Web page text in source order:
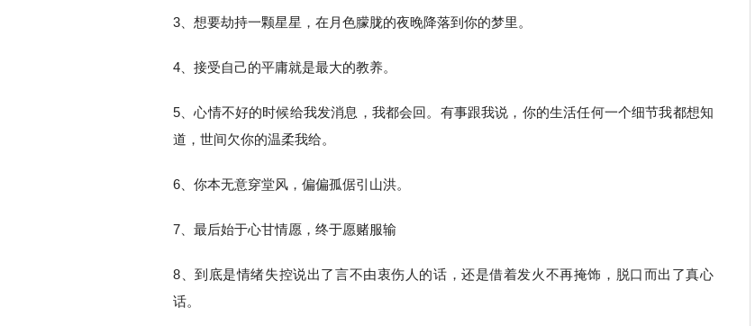
3、想要劫持一颗星星，在月色朦胧的夜晚降落到你的梦里。
4、接受自己的平庸就是最大的教养。
5、心情不好的时候给我发消息，我都会回。有事跟我说，你的生活任何一个细节我都想知
道，世间欠你的温柔我给。
6、你本无意穿堂风，偏偏孤倨引山洪。
7、最后始于心甘情愿，终于愿赌服输
8、到底是情绪失控说出了言不由衷伤人的话，还是借着发火不再掩饰，脱口而出了真心
话。